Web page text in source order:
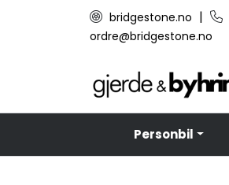
Skip to main contentbridgestone.no |
ordre@bridgestone.no
Personbil